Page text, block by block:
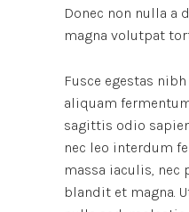
Donec non nulla a
magna volutpat
Fusce egestas
aliquam
sagittis odio
nec leo interdum
massa iaculis,
blandit et magna.